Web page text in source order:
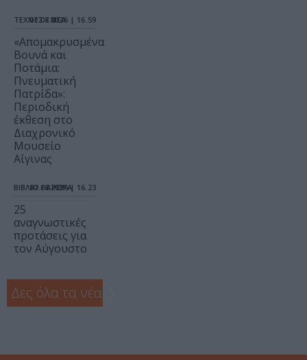
ΤΕΧΝΕΣ / ΝΕΑ
07.08.2026 | 16.59
«Απομακρυσμένα
Βουνά και
Ποτάμια:
Πνευματική
Πατρίδα»:
Περιοδική
έκθεση στο
Διαχρονικό
Μουσείο
Αίγινας
ΒΙΒΛΙΟ / ΑΡΘΡΑ
07.08.2026 | 16.23
25
αναγνωστικές
προτάσεις για
τον Αύγουστο
Δες όλα τα νέα